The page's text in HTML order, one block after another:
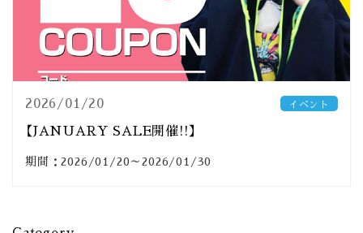
2026/01/20 イベント
【JANUARY SALE開催!!】
期間：2026/01/20～2026/01/30